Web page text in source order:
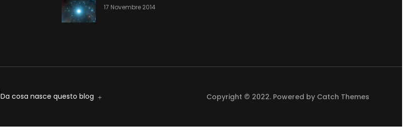
17 Novembre 2014
Da cosa nasce questo blog Copyright © 2022. Powered by Catch Themes